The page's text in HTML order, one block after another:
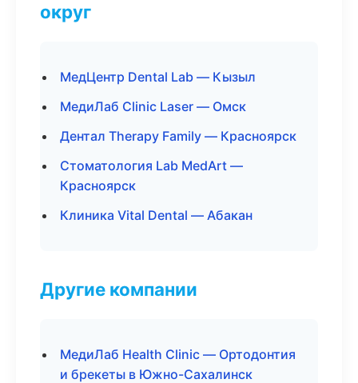
округ
МедЦентр Dental Lab — Кызыл
МедиЛаб Clinic Laser — Омск
Дентал Therapy Family — Красноярск
Стоматология Lab MedArt —
Красноярск
Клиника Vital Dental — Абакан
Другие компании
МедиЛаб Health Clinic — Ортодонтия
и брекеты в Южно-Сахалинск